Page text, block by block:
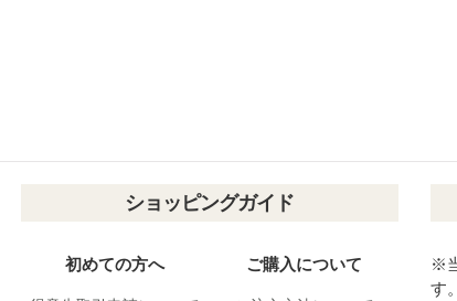
ショッピングガイド
初めての方へ ご購入について
※
す